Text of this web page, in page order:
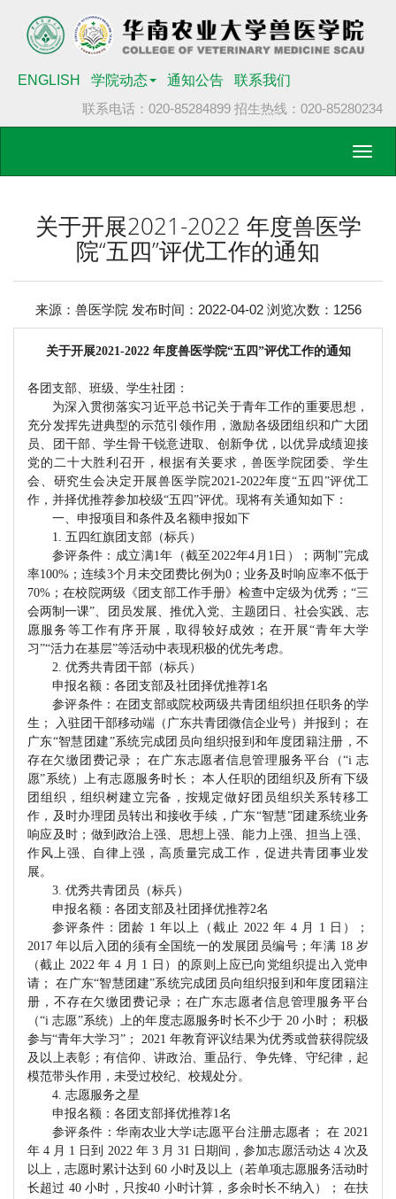
ENGLISH 学院动态 通知公告
联系我们
联系电话：020-85284899 招生热线：020-85280234
关于开展2021-2022 年度兽医学
院“五四”评优工作的通知
来源：兽医学院 发布时间：2022-04-02 浏览次数： 1256
关于开展2021-2022 年度兽医学院“五四”评优工作的通知
各团支部、班级、学生社团：
为深入贯彻落实习近平总书记关于青年工作的重要思想，
充分发挥先进典型的示范引领作用，激励各级团组织和广大团
员、团干部、学生骨干锐意进取、创新争优，以优异成绩迎接
党的二十大胜利召开，根据有关要求，兽医学院团委、学生
会、研究生会决定开展兽医学院2021-2022年度“五四”评优工
作，并择优推荐参加校级“五四”评优。现将有关通知如下：
一、申报项目和条件及名额申报如下
1. 五四红旗团支部（标兵）
参评条件：成立满1年（截至2022年4月1日）；两制”完成
率100%；连续3个月未交团费比例为0；业务及时响应率不低于
70%；在校院两级《团支部工作手册》检查中定级为优秀；“三
会两制一课”、团员发展、推优入党、主题团日、社会实践、志
愿服务等工作有序开展，取得较好成效；在开展“青年大学
习”“活力在基层”等活动中表现积极的优先考虑。
2. 优秀共青团干部（标兵）
申报名额：各团支部及社团择优推荐1名
参评条件：在团支部或院校两级共青团组织担任职务的学
生；
入驻团干部移动端（广东共青团微信企业号）并报到；
在
广东“智慧团建”系统完成团员向组织报到和年度团籍注册，不
存在欠缴团费记录； 在广东志愿者信息管理服务平台（“i 志
愿”系统）上有志愿服务时长； 本人任职的团组织及所有下级
团组织，组织树建立完备，按规定做好团员组织关系转移工
作，及时办理团员转出和接收手续，广东“智慧”团建系统业务
响应及时；做到政治上强、思想上强、能力上强、担当上强、
作风上强、自律上强，高质量完成工作，促进共青团事业发
展。
3. 优秀共青团员（标兵）
申报名额：各团支部及社团择优推荐2名
参评条件：团龄 1 年以上（截止 2022 年 4 月 1 日）；
2017 年以后入团的须有全国统一的发展团员编号；年满 18 岁
（截止 2022 年 4 月 1 日）的原则上应已向党组织提出入党申
请； 在广东“智慧团建”系统完成团员向组织报到和年度团籍注
册，不存在欠缴团费记录；在广东志愿者信息管理服务平台
（“i 志愿”系统）上的年度志愿服务时长不少于 20 小时； 积极
参与“青年大学习”； 2021 年教育评议结果为优秀或曾获得院级
及以上表彰；有信仰、讲政治、重品行、争先锋、守纪律，起
模范带头作用，未受过校纪、校规处分。
4. 志愿服务之星
申报名额：各团支部择优推荐1名
参评条件：华南农业大学i志愿平台注册志愿者； 在 2021
年 4 月 1 日到 2022 年 3 月 31 日期间，参加志愿活动达 4 次及
以上，志愿时累计达到 60 小时及以上（若单项志愿服务活动时
长超过 40 小时，只按40 小时计算，多余时长不纳入）； 在扶